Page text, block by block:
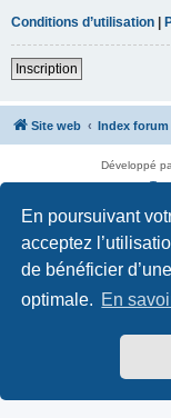
En poursuivant
acceptez
de bénéficier
optimale. En
Conditions d’utilisation |
Inscription
Site web Index forum
Développé